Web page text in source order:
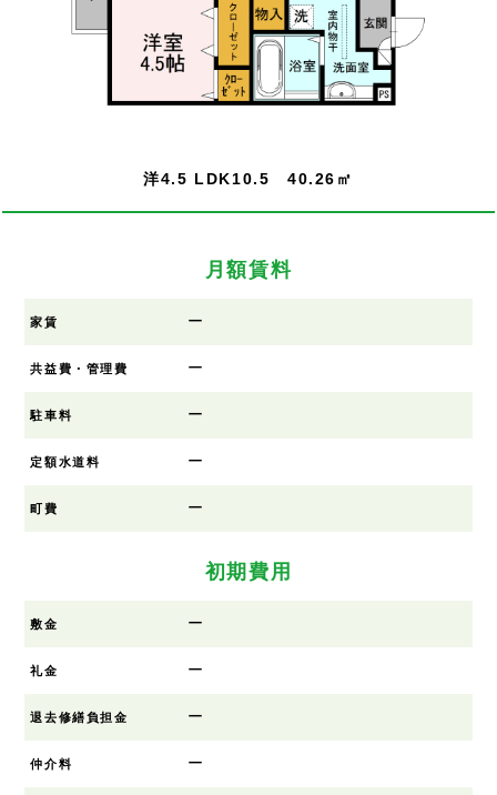
洋4.5 LDK10.5 40.26㎡
月額賃料
家賃 ー
共益費・管理費 ー
駐車料 ー
定額水道料 ー
町費 ー
初期費用
敷金 ー
礼金 ー
退去修繕負担金 ー
仲介料 ー